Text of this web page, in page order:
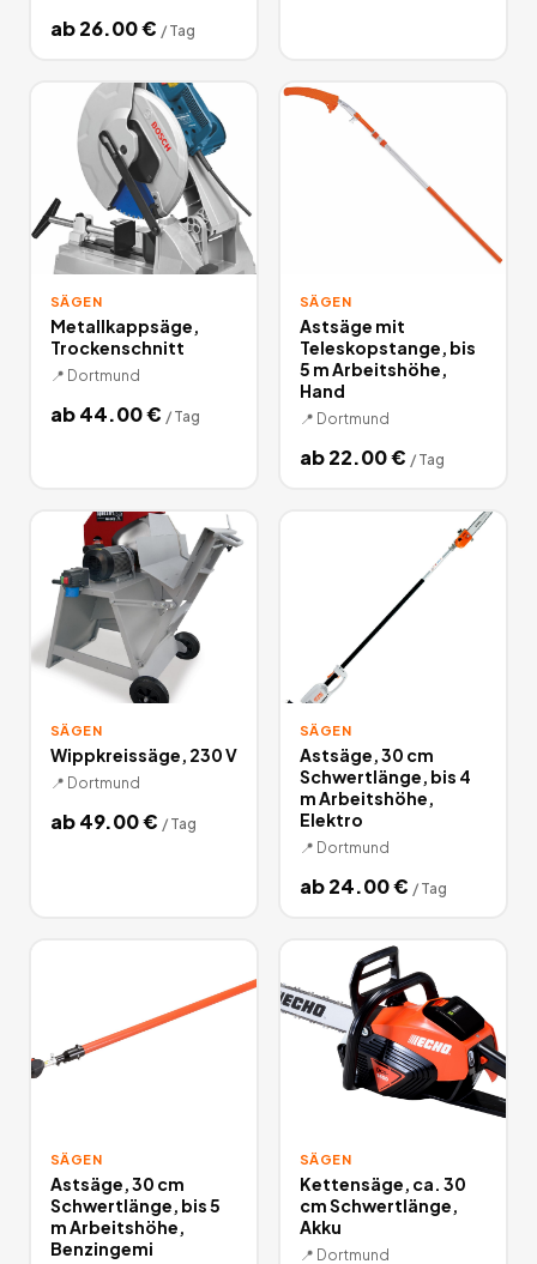
ab26.00€ / Tag
SÄGEN
Metallkappsäge,
Trockenschnitt
📍 Dortmund
ab44.00€ / Tag
SÄGEN
Astsäge mit
Teleskopstange, bis
5 m Arbeitshöhe,
Hand
📍 Dortmund
ab22.00€ / Tag
SÄGEN
Wippkreissäge, 230 V
📍 Dortmund
ab49.00€ / Tag
SÄGEN
Astsäge, 30 cm
Schwertlänge, bis 4
m Arbeitshöhe,
Elektro
📍 Dortmund
ab24.00€ / Tag
SÄGEN
Astsäge, 30 cm
Schwertlänge, bis 5
m Arbeitshöhe,
Benzingemi
SÄGEN
Kettensäge, ca. 30
cm Schwertlänge,
Akku
📍 Dortmund